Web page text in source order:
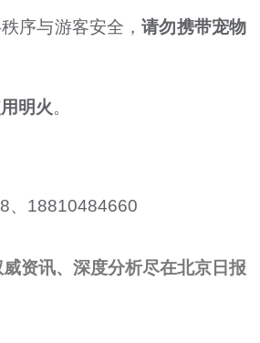
序与游客安全，请勿携带宠物
明火。
、18810484660
资讯、深度分析尽在北京日报